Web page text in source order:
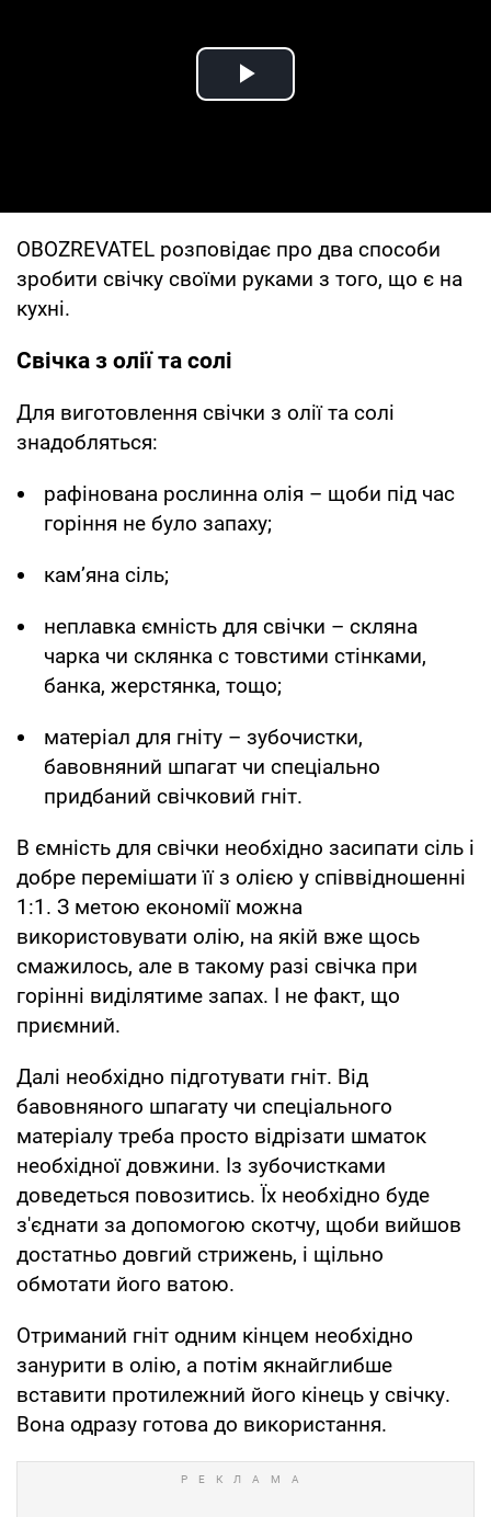
Play Video
OBOZREVATEL розповідає про два способи
зробити свічку своїми руками з того, що є на
кухні.
Свічка з олії та солі
Для виготовлення свічки з олії та солі
знадобляться:
рафінована рослинна олія – щоби під час
горіння не було запаху;
кам’яна сіль;
неплавка ємність для свічки – скляна
чарка чи склянка с товстими стінками,
банка, жерстянка, тощо;
матеріал для гніту – зубочистки,
бавовняний шпагат чи спеціально
придбаний свічковий гніт.
В ємність для свічки необхідно засипати сіль і
добре перемішати її з олією у співвідношенні
1:1. З метою економії можна
використовувати олію, на якій вже щось
смажилось, але в такому разі свічка при
горінні виділятиме запах. І не факт, що
приємний.
Далі необхідно підготувати гніт. Від
бавовняного шпагату чи спеціального
матеріалу треба просто відрізати шматок
необхідної довжини. Із зубочистками
доведеться повозитись. Їх необхідно буде
з'єднати за допомогою скотчу, щоби вийшов
достатньо довгий стрижень, і щільно
обмотати його ватою.
Отриманий гніт одним кінцем необхідно
занурити в олію, а потім якнайглибше
вставити протилежний його кінець у свічку.
Вона одразу готова до використання.